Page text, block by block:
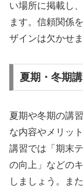
い場所に掲載し
ます。信頼関係
ザインは欠かせま
夏期・冬期
夏期や冬期の講
な内容やメリッ
講習では「期末
の向上」などの
しましょう。ま